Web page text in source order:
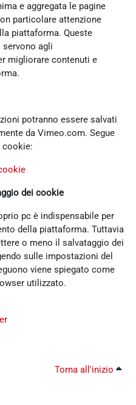
e aggregata le pagine
particolare attenzione
piattaforma. Queste
agli
migliorare contenuti e
potranno essere salvati
da Vimeo.com. Segue
cookie:
dei cookie
pc è indispensabile per
della piattaforma. Tuttavia
o meno il salvataggio dei
sulle impostazioni del
viene spiegato come
utilizzato.
Torna all'inizio